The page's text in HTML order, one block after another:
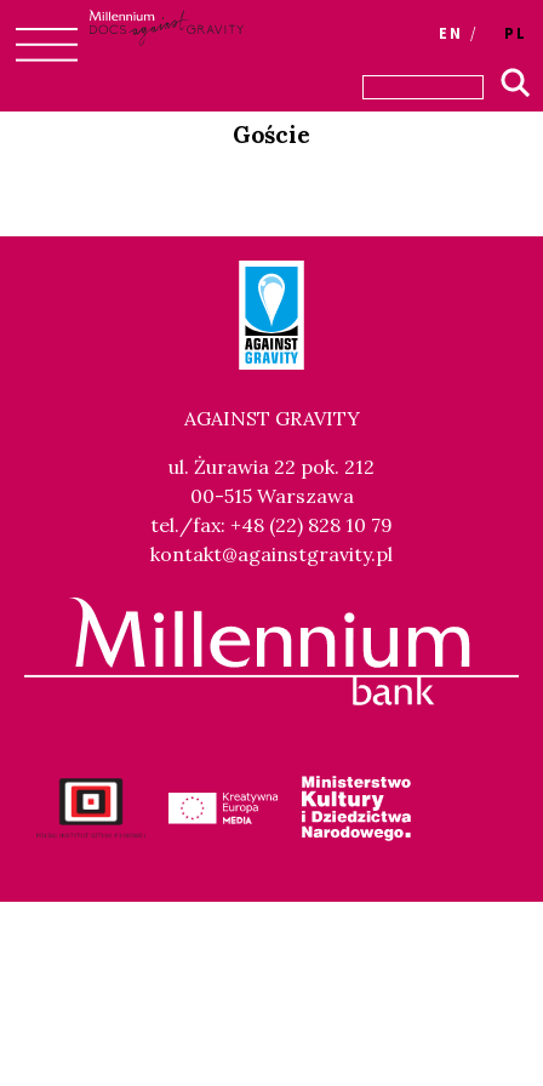
to
Login
EN PL
Goście
AGAINST GRAVITY
ul. Żurawia 22 pok. 212
00-515 Warszawa
tel./fax: +48 (22) 828 10 79
kontakt@againstgravity.pl